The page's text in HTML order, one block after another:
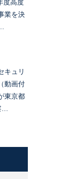
度高度
業を決
キュリ
動画付
東京都